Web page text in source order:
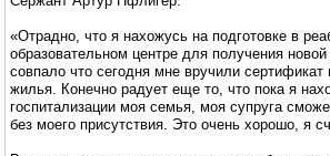
«Отрадно, что я нахожусь на подготовке в
образовательном центре для получения
совпало что сегодня мне вручили сертификат
жилья. Конечно радует еще то, что пока я
госпитализации моя семья, моя супруга
без моего присутствия. Это очень хорошо, я